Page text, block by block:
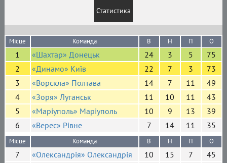
Статистика
Місце Команда В Н П О
1 «Шахтар» Донецьк 24 3 5
75
2
«Динамо» Київ 22 7 3
73
3
«Ворскла» Полтава 14 7 11
49
4
«Зоря» Луганськ 11 10 11
43
5
«Маріуполь» Маріуполь 10 9 13
39
6
«Верес» Рівне 7 14 11 35
Місце Команда В Н П О
7 «Олександрія» Олександрія 10 15 7
45